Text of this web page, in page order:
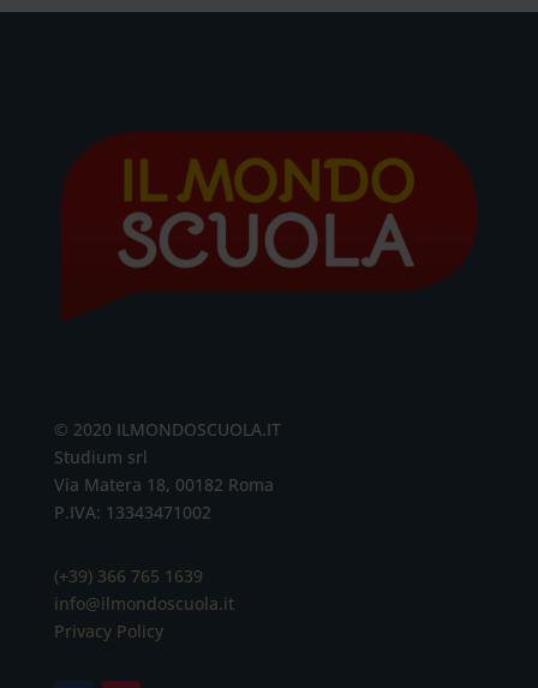
© 2020 ILMONDOSCUOLA.IT
Studium srl
Via Matera 18, 00182 Roma
P.IVA: 13343471002
(+39) 366 765 1639
info@ilmondoscuola.it
Privacy Policy